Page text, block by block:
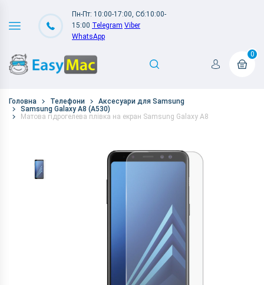
Пн-Пт: 10:00-17:00, Сб:10:00-
15:00 Telegram Viber
WhatsApp
0
Головна Телефони
Аксесуари для Samsung
Samsung Galaxy A8 (A530)
Матова гідрогелева плівка на екран Samsung Galaxy A8